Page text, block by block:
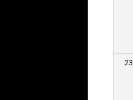
23